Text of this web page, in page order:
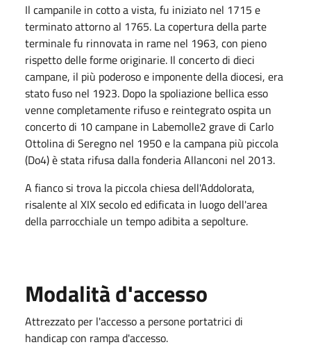
Il campanile in cotto a vista, fu iniziato nel 1715 e
terminato attorno al 1765. La copertura della parte
terminale fu rinnovata in rame nel 1963, con pieno
rispetto delle forme originarie. Il concerto di dieci
campane, il più poderoso e imponente della diocesi, era
stato fuso nel 1923. Dopo la spoliazione bellica esso
venne completamente rifuso e reintegrato ospita un
concerto di 10 campane in Labemolle2 grave di Carlo
Ottolina di Seregno nel 1950 e la campana più piccola
(Do4) è stata rifusa dalla fonderia Allanconi nel 2013.
A fianco si trova la piccola chiesa dell'Addolorata,
risalente al XIX secolo ed edificata in luogo dell'area
della parrocchiale un tempo adibita a sepolture.
Modalità d'accesso
Attrezzato per l'accesso a persone portatrici di
handicap con rampa d'accesso.